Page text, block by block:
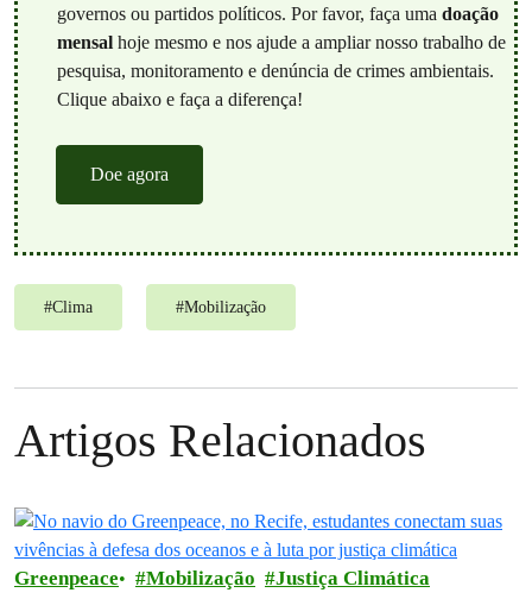
governos ou partidos políticos. Por favor, faça uma doação
mensalhoje mesmo e nos ajude a ampliar nosso trabalho de
pesquisa, monitoramento e denúncia de crimes ambientais.
Clique abaixo e faça a diferença!
Doe agora
#Clima #Mobilização
Artigos Relacionados
Greenpeace Mobilização
Justiça Climática